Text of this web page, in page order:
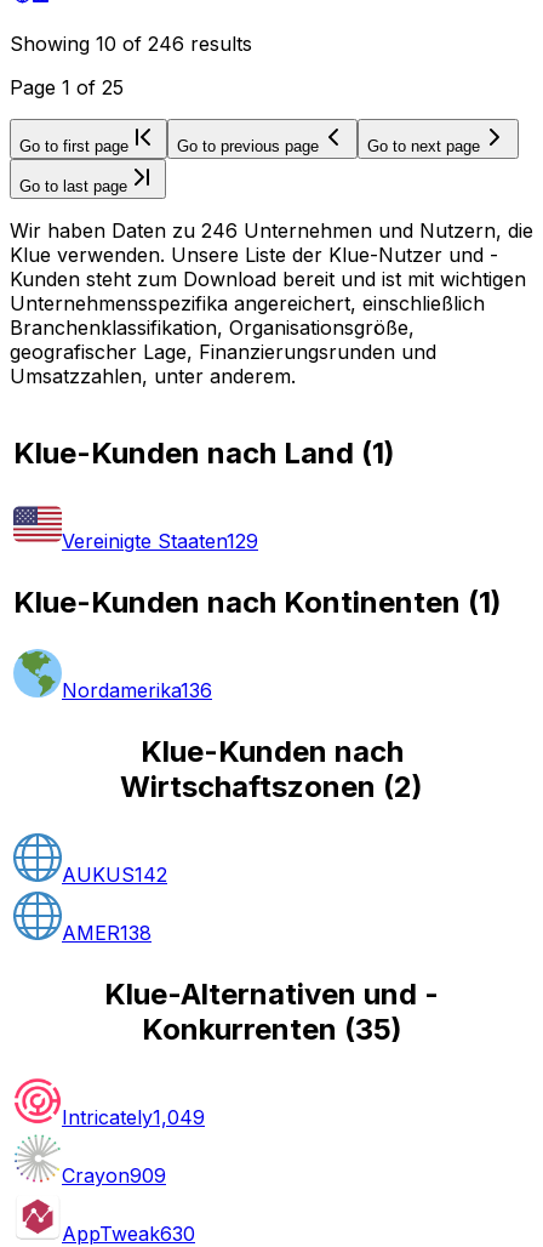
Showing 10 of 246 results
Page 1 of 25
Go to first page Go to previous page Go to next page
Go to last page
Wir haben Daten zu 246 Unternehmen und Nutzern, die
Klue verwenden. Unsere Liste der Klue-Nutzer und -
Kunden steht zum Download bereit und ist mit wichtigen
Unternehmensspezifika angereichert, einschließlich
Branchenklassifikation, Organisationsgröße,
geografischer Lage, Finanzierungsrunden und
Umsatzzahlen, unter anderem.
Klue-Kunden nach Land (1)
Vereinigte Staaten129
Klue-Kunden nach Kontinenten (1)
Nordamerika136
Klue-Kunden nach
Wirtschaftszonen (2)
AUKUS142
AMER138
Klue-Alternativen und -
Konkurrenten (35)
Intricately1,049
Crayon909
AppTweak630